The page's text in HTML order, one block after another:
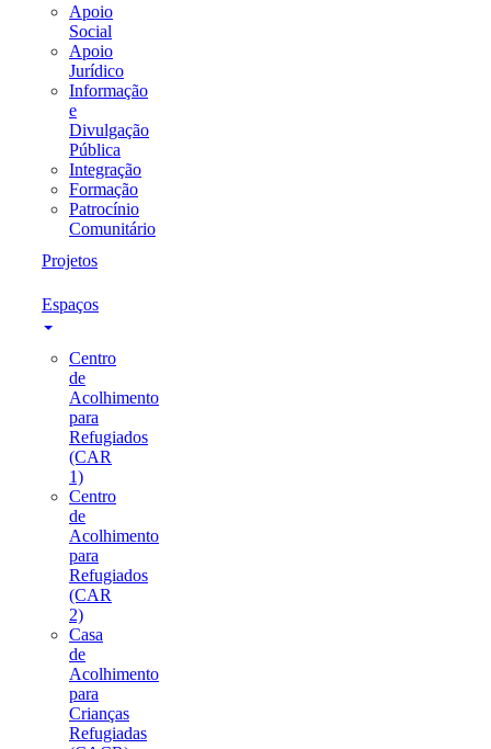
Apoio
Social
Apoio
Jurídico
Informação
e
Divulgação
Pública
Integração
Formação
Patrocínio
Comunitário
Projetos
Espaços
Centro
de
Acolhimento
para
Refugiados
(CAR
1)
Centro
de
Acolhimento
para
Refugiados
(CAR
2)
Casa
de
Acolhimento
para
Crianças
Refugiadas